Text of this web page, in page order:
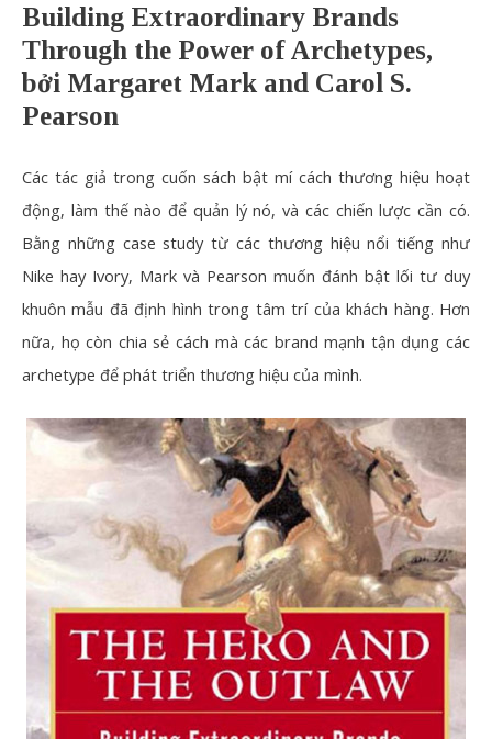
Building Extraordinary Brands
Through the Power of Archetypes,
bởi Margaret Mark and Carol S.
Pearson
Các tác giả trong cuốn sách bật mí cách thương hiệu hoạt
động, làm thế nào để quản lý nó, và các chiến lược cần có.
Bằng những case study từ các thương hiệu nổi tiếng như
Nike hay Ivory, Mark và Pearson muốn đánh bật lối tư duy
khuôn mẫu đã định hình trong tâm trí của khách hàng. Hơn
nữa, họ còn chia sẻ cách mà các brand mạnh tận dụng các
archetype để phát triển thương hiệu của mình.